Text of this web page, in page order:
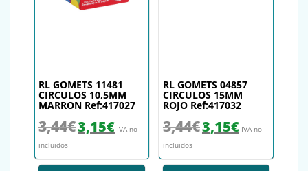
RL GOMETS 11481
CIRCULOS 10,5MM
MARRON Ref:417027
3,44€ El precio original era: 3,44€.
3,15€El precio actual es: 3,15€.
IVA no
incluidos
RL GOMETS 04857
CIRCULOS 15MM
ROJO Ref:417032
3,44€ El precio original era: 3,44€.
3,15€El precio actual
IVA no
incluidos